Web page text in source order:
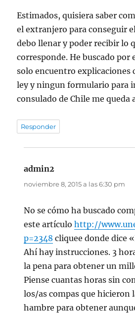
Estimados, quisiera saber
el extranjero para conseguir
debo llenar y poder recibir lo
corresponde. He buscado por
solo encuentro explicaciones
ley y ningun formulario para
consulado de Chile me queda
Responder
admin2
noviembre 8, 2015 a las 6:30 pm
No se cómo ha buscado
este artículohttp://
p=2348 cliquee donde dice
Ahí hay instrucciones. 3
la pena para obtener un
Piense cuantas horas sin
los/as compas que hicieron
hambre para obtener